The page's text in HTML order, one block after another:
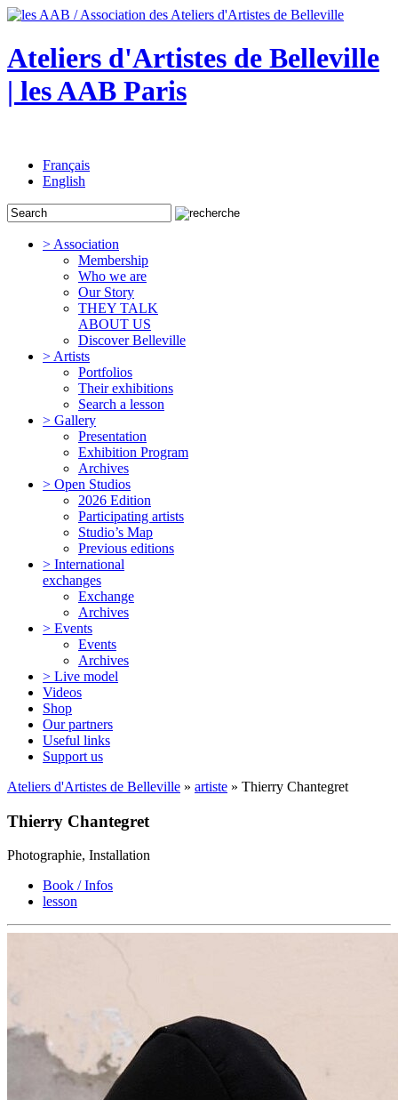
Ateliers d'Artistes de Belleville
| les AAB Paris
Français
English
> Association
Membership
Who we are
Our Story
THEY TALK
ABOUT US
Discover Belleville
> Artists
Portfolios
Their exhibitions
Search a lesson
> Gallery
Presentation
Exhibition Program
Archives
> Open Studios
2026 Edition
Participating artists
Studio’s Map
Previous editions
> International
exchanges
Exchange
Archives
> Events
Events
Archives
> Live model
Videos
Shop
Our partners
Useful links
Support us
Ateliers d'Artistes de Belleville » artiste » Thierry Chantegret
Thierry Chantegret
Photographie, Installation
Book / Infos
lesson